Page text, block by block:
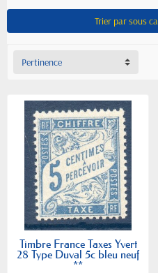
Trier par sous
Pertinence
Timbre France Taxes Yvert
28 Type Duval 5c bleu neuf
**